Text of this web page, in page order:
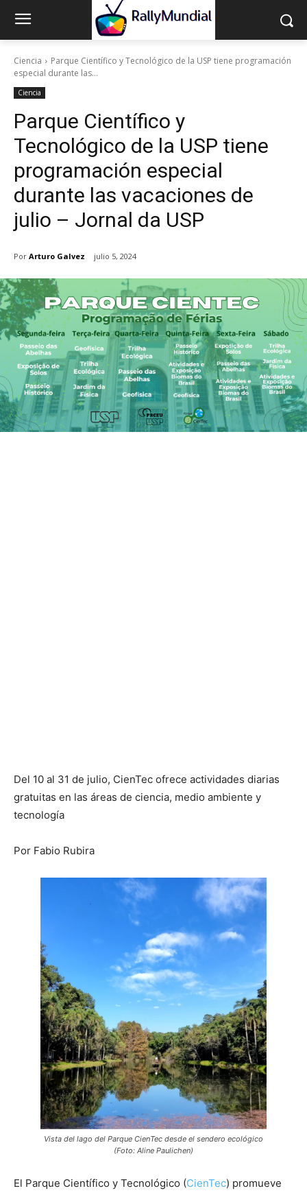
Ciencia
Parque Científico y Tecnológico de la USP tiene programación
especial durante las...
Ciencia
Parque Científico y
Tecnológico de la USP tiene
programación especial
durante las vacaciones de
julio – Jornal da USP
Por Arturo Galvez julio 5, 2024
Del 10 al 31 de julio, CienTec ofrece actividades diarias
gratuitas en las áreas de ciencia, medio ambiente y
tecnología
Por Fabio Rubira
Vista del lago del Parque CienTec desde el sendero ecológico
(Foto: Aline Paulichen)
El Parque Científico y Tecnológico (CienTec) promueve